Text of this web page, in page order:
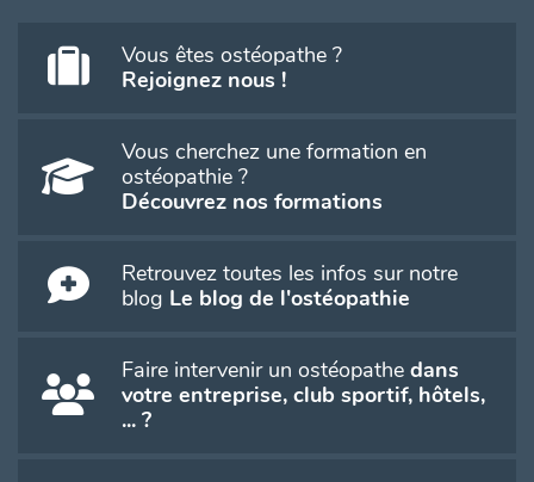
Vous êtes ostéopathe ?
Rejoignez nous !
Vous cherchez une formation en
ostéopathie ?
Découvrez nos formations
Retrouvez toutes les infos sur notre
blog Le blog de l'ostéopathie
Faire intervenir un ostéopathe dans
votre entreprise, club sportif, hôtels,
... ?